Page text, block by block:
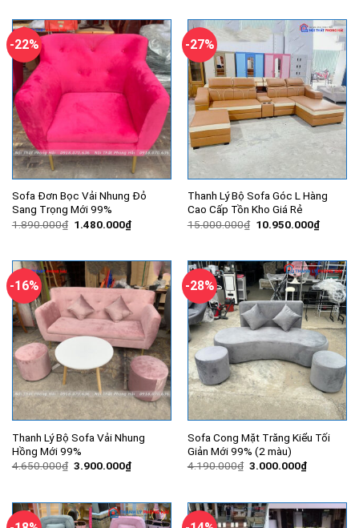
5.050.000₫.
-22%
Sofa Đơn Bọc Vải Nhung Đỏ
Sang Trọng Mới 99%
1.890.000₫ Giá
1.480.000₫Giá
hiện
1.480.000₫.
-27%
Thanh Lý Bộ Sofa Góc L Hàng
Cao Cấp Tồn Kho Giá Rẻ
15.000.000₫ Giá
10.950.000₫Giá
hiện
-16%
Thanh Lý Bộ Sofa Vải Nhung
Hồng Mới 99%
4.650.000₫ Giá
3.900.000₫Giá
hiện
3.900.000₫.
-28%
Sofa Cong Mặt Trăng Kiểu Tối
Giản Mới 99% (2 màu)
4.190.000₫ Giá
3.000.000₫Giá
hiện